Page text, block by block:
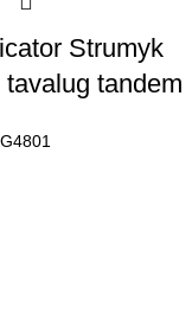
Strumyk
tavalug tandem